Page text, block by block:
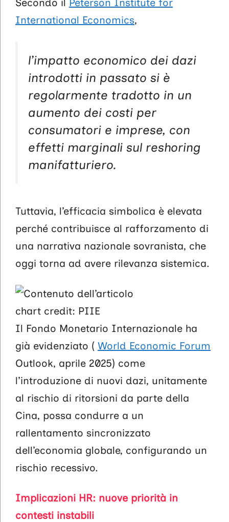
Secondo il Peterson Institute for
International Economics,
l’impatto economico dei dazi
introdotti in passato si è
regolarmente tradotto in un
aumento dei costi per
consumatori e imprese, con
effetti marginali sul reshoring
manifatturiero.
Tuttavia, l’efficacia simbolica è elevata
perché contribuisce al rafforzamento di
una narrativa nazionale sovranista, che
oggi torna ad avere rilevanza sistemica.
chart credit: PIIE
Il Fondo Monetario Internazionale ha
già evidenziato ( World Economic Forum
Outlook, aprile 2025) come
l’introduzione di nuovi dazi, unitamente
al rischio di ritorsioni da parte della
Cina, possa condurre a un
rallentamento sincronizzato
dell’economia globale, configurando un
rischio recessivo.
Implicazioni HR: nuove priorità in
contesti instabili